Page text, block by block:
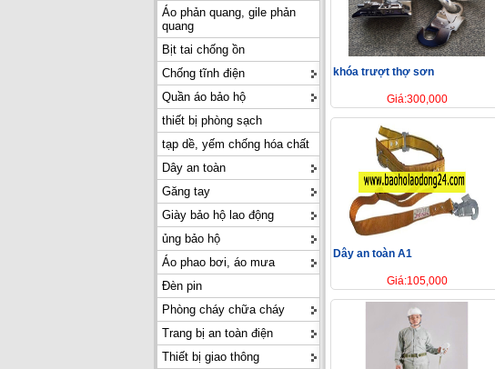
Áo phản quang, gile phản
quang
Bịt tai chống ồn
Chống tĩnh điện
Quần áo bảo hộ
thiết bị phòng sạch
tạp dề, yếm chống hóa chất
Dây an toàn
Găng tay
Giày bảo hộ lao động
ủng bảo hộ
Áo phao bơi, áo mưa
Đèn pin
Phòng cháy chữa cháy
Trang bị an toàn điện
Thiết bị giao thông
khóa trượt thợ sơn
Giá:300,000
Dây an toàn A1
Giá:105,000